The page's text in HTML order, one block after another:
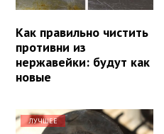
Как правильно чистить
противни из
нержавейки: будут как
новые
ЛУЧШЕЕ